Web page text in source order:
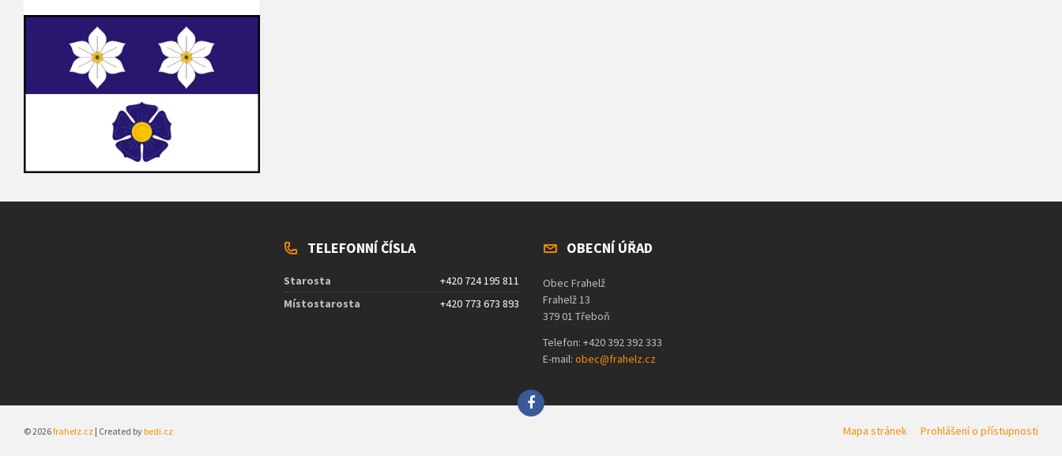
TELEFONNÍ ČÍSLA
Starosta
+420 724 195 811
Místostarosta
+420 773 673 893
OBECNÍ ÚŘAD
Obec Frahelž
Frahelž 13
379 01 Třeboň
Telefon: +420 392 392 333
E-mail: obec@frahelz.cz
Mapa stránek Prohlášení o přístupnosti
© 2026frahelz.cz | Created bybedi.cz